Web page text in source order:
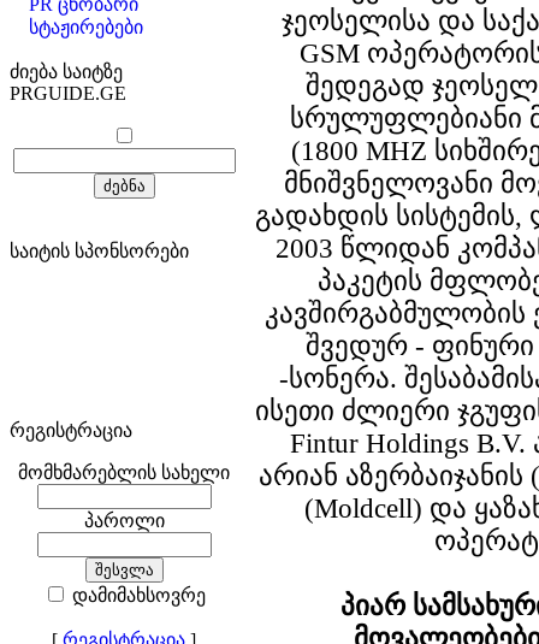
PR ცნობარი
სტაჟირებები
ძიება საიტზე
PRGUIDE.GE
საიტის სპონსორები
რეგისტრაცია
მომხმარებლის სახელი
პაროლი
დამიმახსოვრე
[ რეგისტრაცია ]
ჯეოსელისა და
GSM
შედეგად
სრულუფლებიანი
(1800 MHZ
მნიშვნელოვანი
გადახდის
2003 წლიდან
პაკეტის
შვედურ -
-სონერა.
ისეთი ძლიერი
Fintur Holdings
არიან
(Moldcell) და
პიარ